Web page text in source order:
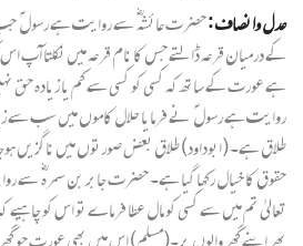
عدل وانصاف :حضرت عائشہ ؓ سے روایت ہے رسول ؐ جب
کے درمیان قرعہ ڈالتے جس کا نام قرعہ میں نکلتا آپ
ہے عورت کے ساتھ کہ کسی کو کسی سے کم یا زیادہ حق
روایت ہے رسول ؐ نے فرمایا حلال کاموں میں سب سے
طلاق ہے۔ (ابوداود) طلاق بعض صورتوں میں ناگزیں
حقوق کا خیال رکھا گیا ہے۔ حضرت جابر بن سمرہ ؓ سے
تعالیٰ تم میں سے کسی کو مال عطا فرماے تو اس کو